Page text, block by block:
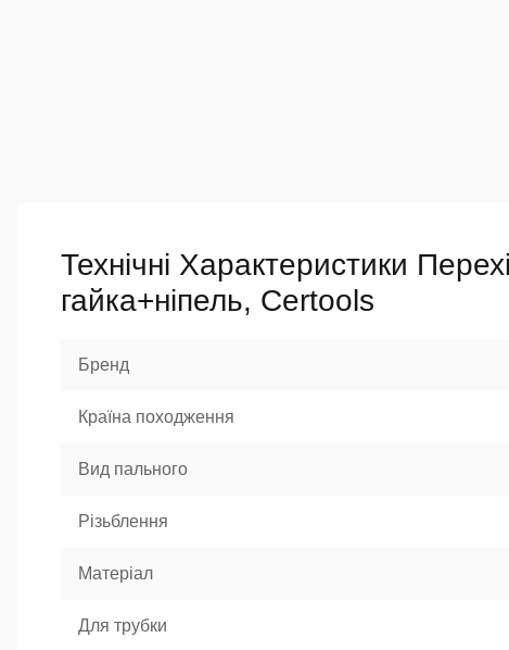
Технічні Характеристики
гайка+ніпель, Certools
Бренд
Країна походження
Вид пального
Різьблення
Матеріал
Для трубки